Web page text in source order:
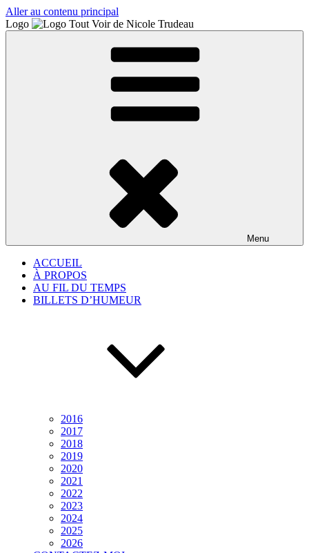
Aller au contenu principal
Logo
Menu
ACCUEIL
À PROPOS
AU FIL DU TEMPS
BILLETS D’HUMEUR
2016
2017
2018
2019
2020
2021
2022
2023
2024
2025
2026